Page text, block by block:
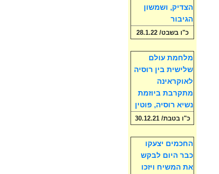
הצדיק, ושמשון
הגיבור
כ"ו בשבט/ 28.1.22
מלחמת עולם
שלישית בין רוסיה
לאוקראינה
מתקרבת ביוזמת
נשיא רוסיה, פוטין
כ"ו בטבת/ 30.12.21
החכמים יצעקו
כבר היום לבקש
את המשיח ויזכו